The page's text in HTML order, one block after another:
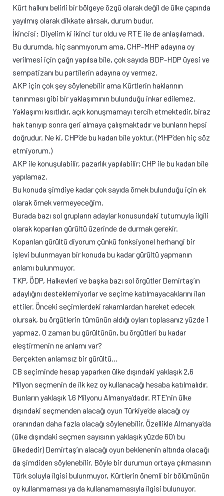
Kürt halkını belirli bir bölgeye özgü olarak değil de ülke çapında
yayılmış olarak dikkate alırsak, durum budur.
İkincisi: Diyelim ki ikinci tur oldu ve RTE ile de anlaşılamadı.
Bu durumda, hiç sanmıyorum ama, CHP-MHP adayına oy
verilmesi için çağrı yapılsa bile, çok sayıda BDP-HDP üyesi ve
sempatizanı bu partilerin adayına oy vermez.
AKP için çok şey söylenebilir ama Kürtlerin haklarının
tanınması gibi bir yaklaşımının bulunduğu inkar edilemez.
Yaklaşımı kısıtlıdır, açık konuşmamayı tercih etmektedir, biraz
hak tanıyıp sonra geri almaya çalışmaktadır ve bunların hepsi
doğrudur. Ne ki, CHP’de bu kadarı bile yoktur. (MHP’den hiç söz
etmiyorum.)
AKP ile konuşulabilir, pazarlık yapılabilir; CHP ile bu kadarı bile
yapılamaz.
Bu konuda şimdiye kadar çok sayıda örnek bulunduğu için ek
olarak örnek vermeyeceğim.
Burada bazı sol grupların adaylar konusundaki tutumuyla ilgili
olarak koparılan gürültü üzerinde de durmak gerekir.
Koparılan gürültü diyorum çünkü fonksiyonel herhangi bir
işlevi bulunmayan bir konuda bu kadar gürültü yapmanın
anlamı bulunmuyor.
TKP, ÖDP, Halkevleri ve başka bazı sol örgütler Demirtaş’ın
adaylığını desteklemiyorlar ve seçime katılmayacaklarını ilan
ettiler. Önceki seçimlerdeki rakamlardan hareket edecek
olursak, bu örgütlerin tümünün aldığı oyları toplasanız yüzde 1
yapmaz. O zaman bu gürültünün, bu örgütleri bu kadar
eleştirmenin ne anlamı var?
Gerçekten anlamsız bir gürültü…
CB seçiminde hesap yaparken ülke dışındaki yaklaşık 2,6
Milyon seçmenin de ilk kez oy kullanacağı hesaba katılmalıdır.
Bunların yaklaşık 1,6 Milyonu Almanya’dadır. RTE’nin ülke
dışındaki seçmenden alacağı oyun Türkiye’de alacağı oy
oranından daha fazla olacağı söylenebilir. Özellikle Almanya’da
(ülke dışındaki seçmen sayısının yaklaşık yüzde 60’ı bu
ülkededir) Demirtaş’ın alacağı oyun beklenenin altında olacağı
da şimdiden söylenebilir. Böyle bir durumun ortaya çıkmasının
Türk soluyla ilgisi bulunmuyor, Kürtlerin önemli bir bölümünün
oy kullanmaması ya da kullanamamasıyla ilgisi bulunuyor.